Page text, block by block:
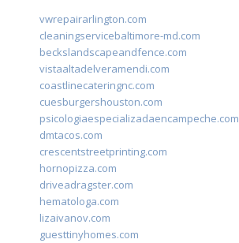
vwrepairarlington.com
cleaningservicebaltimore-md.com
beckslandscapeandfence.com
vistaaltadelveramendi.com
coastlinecateringnc.com
cuesburgershouston.com
psicologiaespecializadaencampeche.com
dmtacos.com
crescentstreetprinting.com
hornopizza.com
driveadragster.com
hematologa.com
lizaivanov.com
guesttinyhomes.com